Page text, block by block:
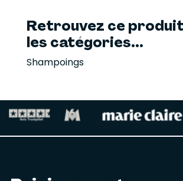
Retrouvez ce
les catégories...
Shampoings